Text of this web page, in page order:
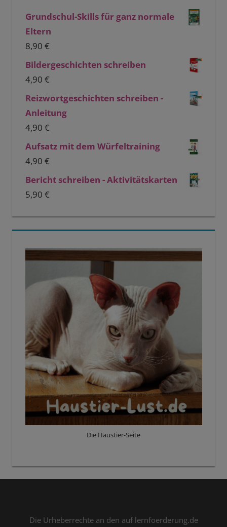
Grundschul-Skills für ganz normale
Eltern
8,90 €
Bildergeschichten schreiben
4,90 €
Reizwortgeschichten schreiben -
Anleitung
4,90 €
Aufsatz mit dem Würfeltraining
4,90 €
Bericht schreiben - Aktivitätskarten
5,90 €
Die Haustier-Seite
Die Urheberrechte an den auf lernfoerderung.de